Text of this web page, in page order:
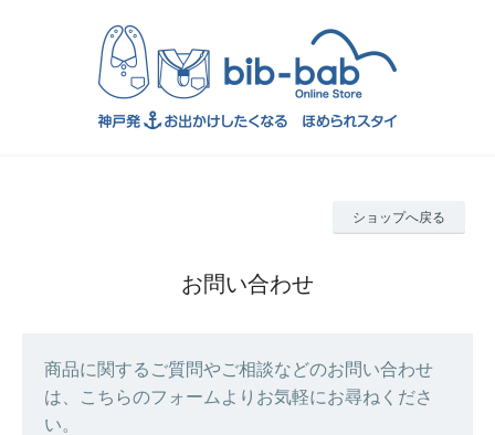
ショップへ戻る
お問い合わせ
商品に関するご質問やご相談などのお問い合わせ
は、こちらのフォームよりお気軽にお尋ねくださ
い。